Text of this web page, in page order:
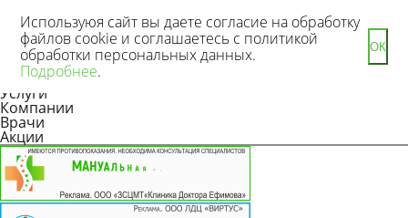
Новости
Статьи
Услуги
Компании
Врачи
Акции
Используюя сайт вы даете согласие на обработку
файлов cookie и соглашаетесь с политикой
обработки персональных данных.
Подробнее.
ОК